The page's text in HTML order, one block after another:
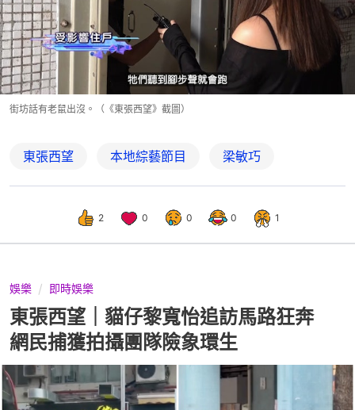
街坊話有老鼠出沒。（《東張西望》截圖）
東張西望 本地綜藝節目 梁敏巧
2 0 0 0 1
娛樂 即時娛樂
東張西望｜貓仔黎寬怡追訪馬路狂奔
網民捕獲拍攝團隊險象環生